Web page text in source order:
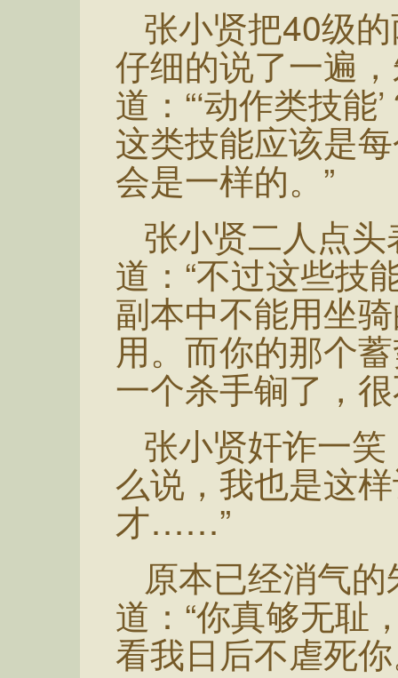
张小贤把40级
仔细的说了一遍
道：“‘动作类技
这类技能应该是
会是一样的。”
张小贤二人点
道：“不过这些技
副本中不能用坐
用。而你的那个
一个杀手锏了，
张小贤奸诈一
么说，我也是这
才……”
原本已经消气
道：“你真够无耻
看我日后不虐死你